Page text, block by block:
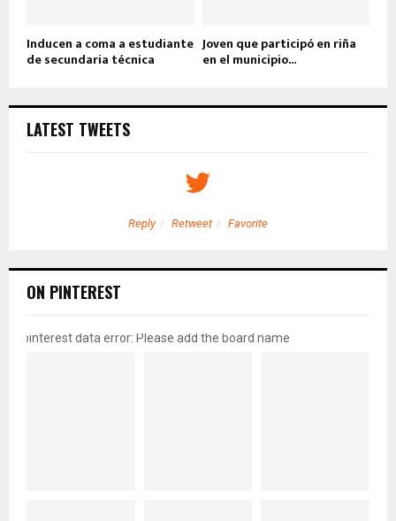
Inducen a coma a estudiante
de secundaria técnica
Joven que participó en riña
en el municipio...
LATEST TWEETS
Reply Retweet Favorite
ON PINTEREST
pinterest data error: Please add the board name